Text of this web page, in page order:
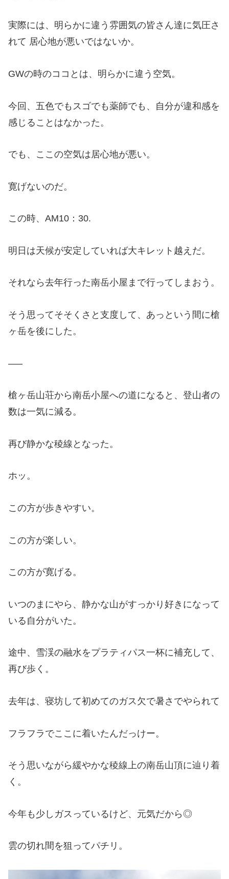
実際には、明らかに違う雰囲気の皆さん達に気圧さ
れて 居心地が悪いではないか。
GWの時のココとは、明らかに違う空気。
今回、五色でもスゴでも薬師でも、自分が違和感を
感じることはなかった。
でも、ここの空気は居心地が悪い。
寛げないのだ。
この時、AM10：30.
明日は天候が安定していれば大キレット越えだ。
それなら去年行った南岳小屋まで行ってしまおう。
そう思ってそそくさと支度して、あっという間に槍
ヶ岳を後にした。
—–
槍ヶ岳山荘から南岳小屋への道になると、登山者の
数は一気に減る。
再び静かな稜線となった。
ホッ。
この方が歩きやすい。
この方が楽しい。
この方が寛げる。
いつのまにやら、静かな山がすっかり好きになって
いる自分がいた。
途中、雪渓の融水をプラティパス一杯に補充して、
再び歩く。
去年は、寝坊して初めてのガス欠で暑さでやられて
フラフラでここに着いたんだっけー。
そう思いながら緩やかな稜線上の南岳山頂に辿り着
く。
今年も少しガスっているけど、元気だから◎
雲の切れ間を狙ってパチリ。